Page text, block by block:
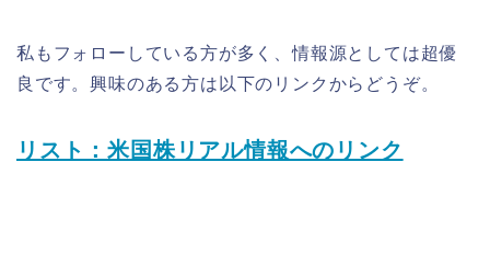
私もフォローしている方が多く、情報源としては超優
良です。興味のある方は以下のリンクからどうぞ。
リスト：米国株リアル情報へのリンク